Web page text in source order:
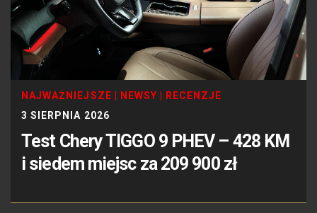
NAJWAŻNIEJSZE NEWSY
RECENZJE
3 SIERPNIA 2026
Test Chery TIGGO 9 PHEV – 428 KM
i siedem miejsc za 209 900 zł